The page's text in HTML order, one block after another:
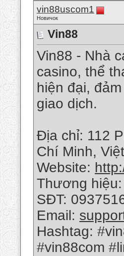
vin88uscom1
Новичок
Vin88
Vin88 - Nhà
casino, thể
hiện đại,
giao dịch.
Địa chỉ: 112
Chí Minh,
Website:
Thương
SĐT:
Email:
Hashtag:
#vin88com